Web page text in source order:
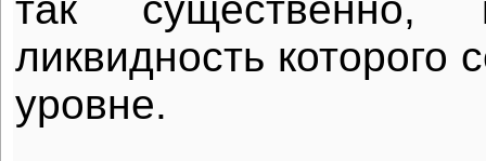
ликвидность которого
уровне.